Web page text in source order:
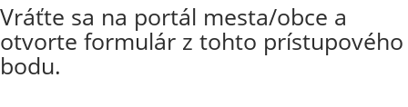
Vráťte sa na portál mesta/obce a
otvorte formulár z tohto prístupového
bodu.